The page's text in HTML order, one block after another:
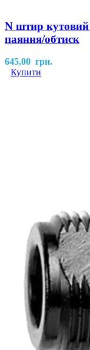
N штир кутовий
паяння/обтиск
645,00 грн.
Купити